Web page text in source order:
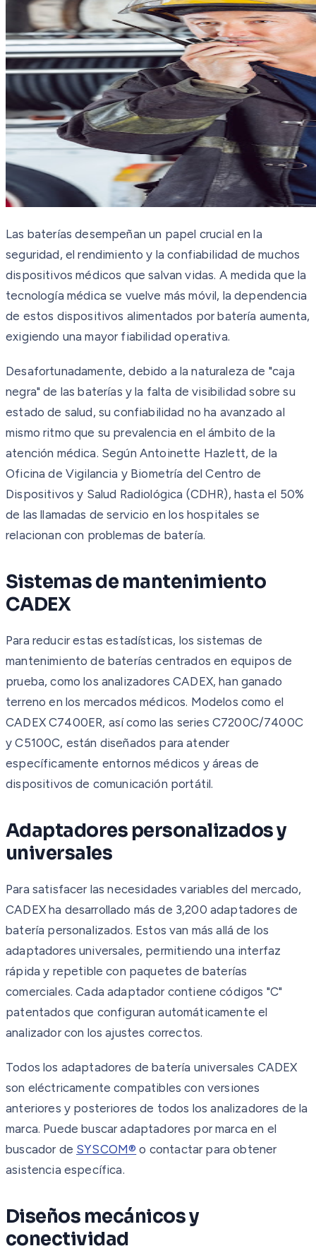
Las baterías desempeñan un papel crucial en la
seguridad, el rendimiento y la confiabilidad de muchos
dispositivos médicos que salvan vidas. A medida que la
tecnología médica se vuelve más móvil, la dependencia
de estos dispositivos alimentados por batería aumenta,
exigiendo una mayor fiabilidad operativa.
Desafortunadamente, debido a la naturaleza de "caja
negra" de las baterías y la falta de visibilidad sobre su
estado de salud, su confiabilidad no ha avanzado al
mismo ritmo que su prevalencia en el ámbito de la
atención médica. Según Antoinette Hazlett, de la
Oficina de Vigilancia y Biometría del Centro de
Dispositivos y Salud Radiológica (CDHR), hasta el 50%
de las llamadas de servicio en los hospitales se
relacionan con problemas de batería.
Sistemas de mantenimiento
CADEX
Para reducir estas estadísticas, los sistemas de
mantenimiento de baterías centrados en equipos de
prueba, como los analizadores CADEX, han ganado
terreno en los mercados médicos. Modelos como el
CADEX C7400ER, así como las series C7200C/7400C
y C5100C, están diseñados para atender
específicamente entornos médicos y áreas de
dispositivos de comunicación portátil.
Adaptadores personalizados y
universales
Para satisfacer las necesidades variables del mercado,
CADEX ha desarrollado más de 3,200 adaptadores de
batería personalizados. Estos van más allá de los
adaptadores universales, permitiendo una interfaz
rápida y repetible con paquetes de baterías
comerciales. Cada adaptador contiene códigos "C"
patentados que configuran automáticamente el
analizador con los ajustes correctos.
Todos los adaptadores de batería universales CADEX
son eléctricamente compatibles con versiones
anteriores y posteriores de todos los analizadores de la
marca. Puede buscar adaptadores por marca en el
buscador de SYSCOM® o contactar para obtener
asistencia específica.
Diseños mecánicos y
conectividad